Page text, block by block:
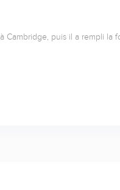
Cambridge, puis il a rempli la